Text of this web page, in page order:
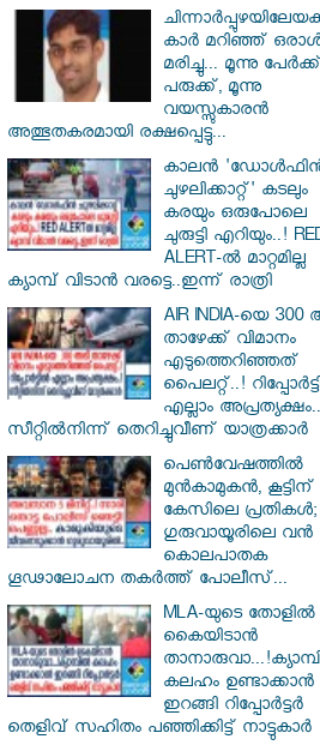
കാർ മറിഞ്ഞ്
മരിച്ചു... മൂന്നു പേർക്ക്
പരുക്ക്, മൂന്നു
വയസ്സുകാരൻ
അത്ഭുതകരമായി രക്ഷപ്പെട്ടു...
കാലൻ
ചുഴലിക്കാറ്റ്' കടലും
കരയും ഒരുപോലെ
ചുരുട്ടി എറിയും..!
ALERT-ൽ മാറ്റമില്ല
ക്യാമ്പ് വിടാൻ വരട്ടെ..ഇന്ന് രാത്രി
AIR INDIA-യെ 300
താഴേക്ക് വിമാനം
എടുത്തെറിഞ്ഞത്
പൈലറ്റ്..!
എല്ലാം
സീറ്റിൽനിന്ന് തെറിച്ചുവീണ് യാത്രക്കാർ
പെൺവേഷത്തിൽ
മുൻകാമുകൻ, കൂട്ടിന്
കേസിലെ പ്രതികൾ;
ഗുരുവായൂരിലെ വൻ
കൊലപാതക
ഗൂഢാലോചന തകർത്ത് പോലീസ്...
MLA-യുടെ തോളിൽ
കൈയിടാൻ
കലഹം ഉണ്ടാക്കാൻ
ഇറങ്ങി റിപ്പോർട്ടർ
തെളിവ് സഹിതം പഞ്ഞിക്കിട്ട് നാട്ടുകാർ